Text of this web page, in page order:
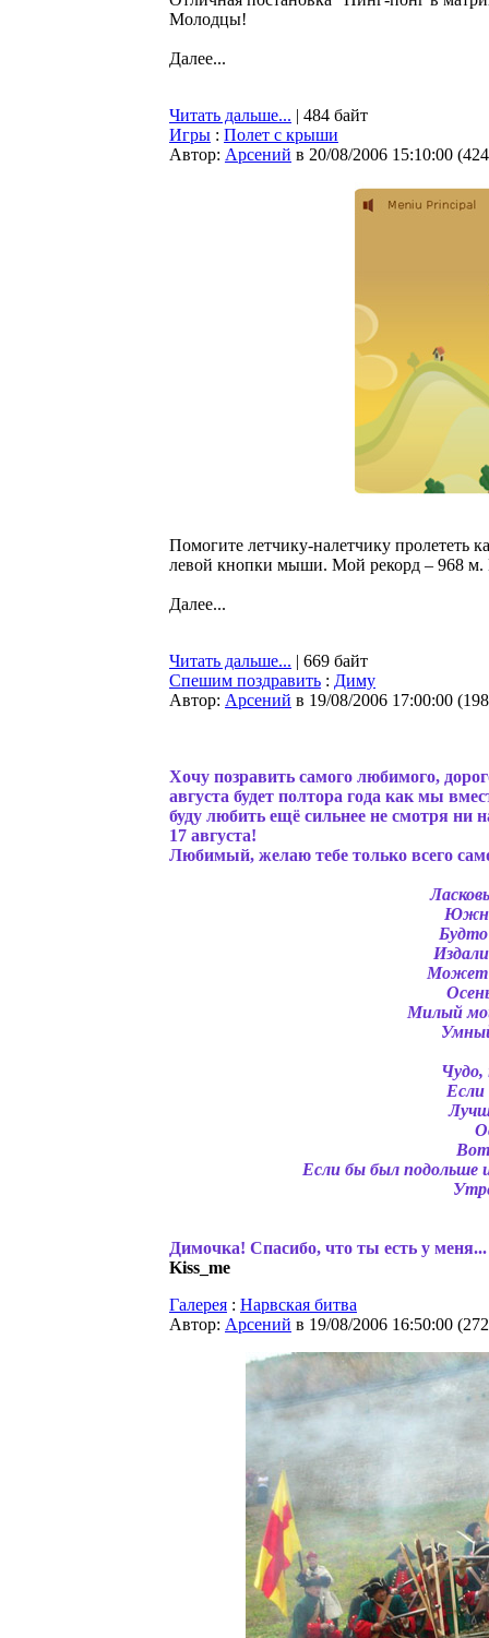
Молодцы!
Далее...
Читать дальше... | 484 байт
Игры : Полет с крыши
Автор: Арсений в 20/08/2006 15:10:00 (
Помогите летчику-налетчику пролететь
левой кнопки мыши. Мой рекорд – 968 м.
Далее...
Читать дальше... | 669 байт
Спешим поздравить : Диму
Автор: Арсений в 19/08/2006 17:00:00 (
Хочу позравить самого любимого,
августа будет полтора года как мы
буду любить ещё сильнее не смотря ни
17 августа!
Любимый, желаю тебе только всего
Может
Милый
Чудо,
Если
Если бы был подольше
Димочка! Спасибо, что ты есть у меня...
Kiss_me
Галерея : Нарвская битва
Автор: Арсений в 19/08/2006 16:50:00 (